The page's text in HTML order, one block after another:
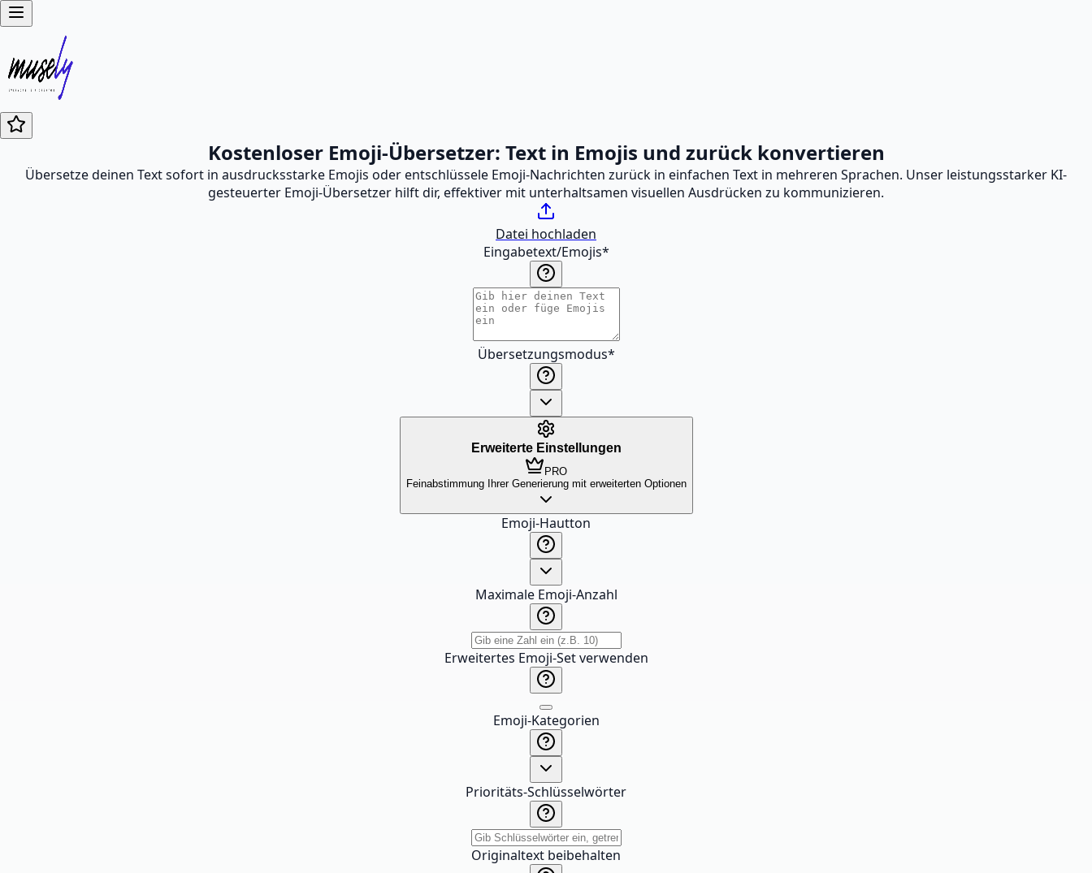
Kostenloser Emoji-Übersetzer: Text in Emojis und zurück konvertieren
Übersetze deinen Text sofort in ausdrucksstarke Emojis oder entschlüssele Emoji-Nachrichten zurück in einfachen Text in mehreren Sprachen. Unser leistungsstarker KI-
gesteuerter Emoji-Übersetzer hilft dir, effektiver mit unterhaltsamen visuellen Ausdrücken zu kommunizieren.
Datei hochladen
Eingabetext/Emojis*
Übersetzungsmodus*
Erweiterte Einstellungen
PRO
Feinabstimmung Ihrer Generierung mit erweiterten Optionen
Emoji-Hautton
Maximale Emoji-Anzahl
Erweitertes Emoji-Set verwenden
Emoji-Kategorien
Prioritäts-Schlüsselwörter
Originaltext beibehalten